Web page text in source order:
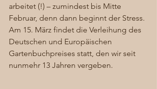
arbeitet (!) – zumindest bis Mitte
Februar, denn dann beginnt der Stress.
Am 15. März findet die Verleihung des
Deutschen und Europäischen
Gartenbuchpreises statt, den wir seit
nunmehr 13 Jahren vergeben.